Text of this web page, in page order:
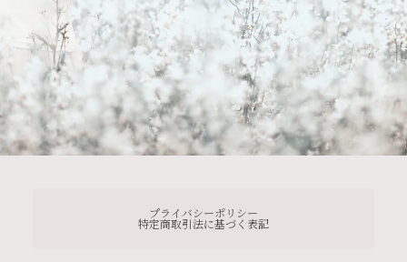
プライバシーポリシー
特定商取引法に基づく表記